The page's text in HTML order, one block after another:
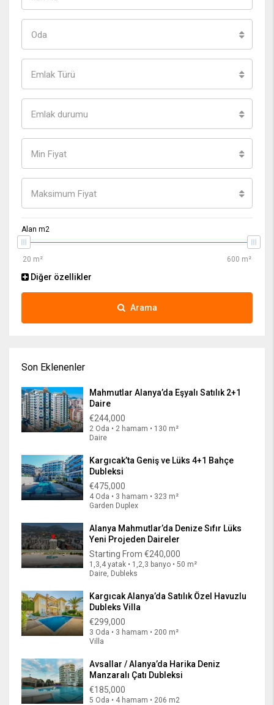
Oda
Emlak Türü
Emlak durumu
Min Fiyat
Maksimum Fiyat
Alan m2
Diğer özellikler
Arama
Son Eklenenler
Mahmutlar Alanya’da Eşyalı Satılık 2+1
Daire
€244,000
2 Oda • 2 hamam • 130 m²
Daire
Kargıcak’ta Geniş ve Lüks 4+1 Bahçe
Dubleksi
€475,000
4 Oda • 3 hamam • 323 m²
Garden Duplex
Alanya Mahmutlar’da Denize Sıfır Lüks
Yeni Projeden Daireler
Starting From €240,000
1,3,4 yatak • 1,2,3 banyo • 50 m²
Daire, Dubleks
Kargıcak Alanya’da Satılık Özel Havuzlu
Dubleks Villa
€299,000
3 Oda • 3 hamam • 200 m²
Villa
Avsallar / Alanya’da Harika Deniz
Manzaralı Çatı Dubleksi
€185,000
5 Oda • 4 hamam • 206 m2